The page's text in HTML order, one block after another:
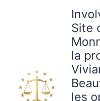
Site
la
les